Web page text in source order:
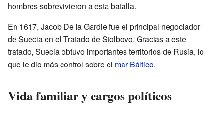
hombres sobrevivieron a esta batalla.
En 1617, Jacob De la Gardie fue el principal negociador
de Suecia en el Tratado de Stolbovo. Gracias a este
tratado, Suecia obtuvo importantes territorios de Rusia, lo
que le dio más control sobre el mar Báltico.
Vida familiar y cargos políticos